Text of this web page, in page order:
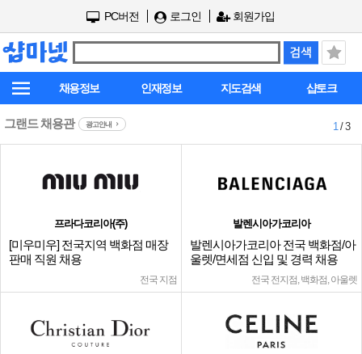
PC버전 로그인 회원가입
채용정보 인재정보 지도검색 샵토크
그랜드 채용관 광고안내 1/ 3
프라다코리아(주)
[미우미우] 전국지역 백화점 매장
판매 직원 채용
전국 지점
발렌시아가코리아
발렌시아가코리아 전국 백화점/아
울렛/면세점 신입 및 경력 채용
전국 전지점, 백화점, 아울렛